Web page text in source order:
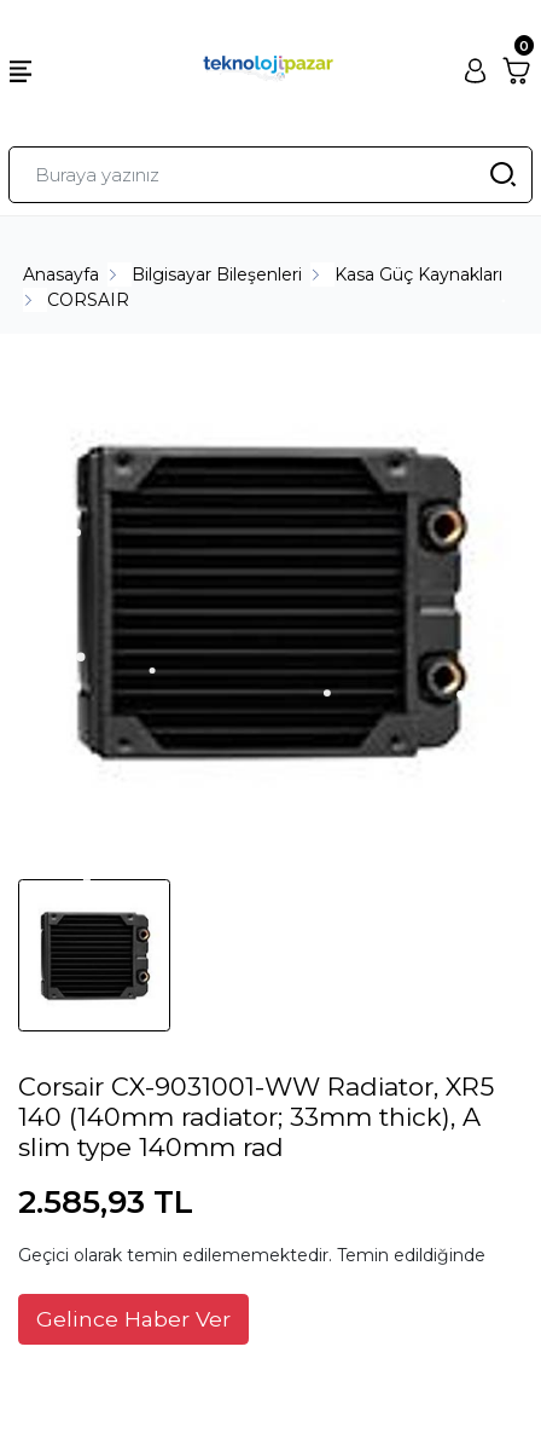
0
Anasayfa Bilgisayar Bileşenleri
Kasa Güç Kaynakları
CORSAIR
Corsair CX-9031001-WW Radiator, XR5
140 (140mm radiator; 33mm thick), A
slim type 140mm rad
2.585,93 TL
Geçici olarak temin edilememektedir. Temin edildiğinde
Gelince Haber Ver